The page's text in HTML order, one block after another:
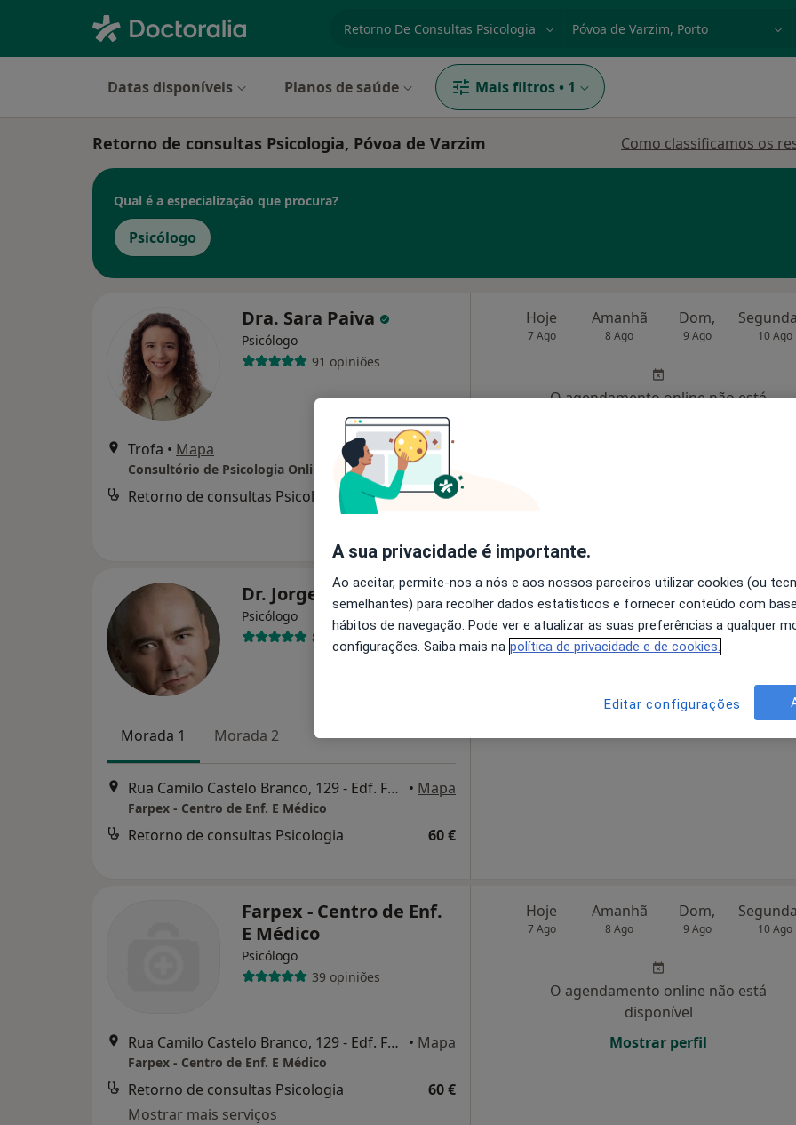
p. ex. Lisboa
Datas disponíveis Planos de saúde Mais filtros • 1
Retorno de consultas Psicologia, Póvoa de Varzim Como classificamos os
Qual é a especialização que procura?
Psicólogo
Dra. Sara Paiva
Psicólogo
91 opiniões
Trofa • Mapa
Consultório de Psicologia Online - Trofa
Retorno de consultas Psicologia desde 55 €
Hoje
7 Ago
Amanhã
8 Ago
Dom,
9 Ago 10 Ago
O agendamento online não está
Dr. Jorge Veloso
Psicólogo
87 opiniões
Morada 1 Morada 2
Rua Camilo Castelo Branco, 129 - Edf. Farpex, Vila Nova de Famalicão • Mapa
Farpex - Centro de Enf. E Médico
Retorno de consultas Psicologia 60 €
Hoje
7 Ago
Amanhã
8 Ago
Dom,
9 Ago 10 Ago
disponível
Farpex - Centro de Enf.
E Médico
Psicólogo
39 opiniões
Rua Camilo Castelo Branco, 129 - Edf. Farpex, Vila Nova de Famalicão • Mapa
Farpex - Centro de Enf. E Médico
Retorno de consultas Psicologia
60 €
Mostrar mais serviços
Hoje
7 Ago
Amanhã
8 Ago
Dom,
9 Ago 10 Ago
O agendamento online não está
disponível
Mostrar perfil
A sua privacidade é importante.
Ao aceitar, permite-nos a nós e aos nossos parceiros utilizar cookies (ou
semelhantes) para recolher dados estatísticos e fornecer conteúdo com
hábitos de navegação. Pode ver e atualizar as suas preferências a qualquer
configurações. Saiba mais na política de privacidade e de cookies.
Editar configurações